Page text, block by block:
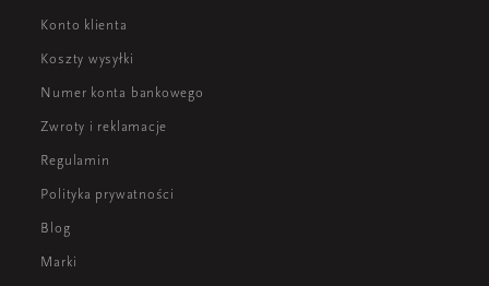
Konto klienta
Koszty wysyłki
Numer konta bankowego
Zwroty i reklamacje
Regulamin
Polityka prywatności
Blog
Marki